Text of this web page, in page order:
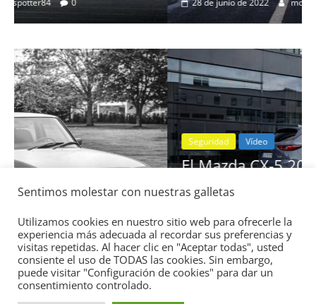
28 de junio de 2022 mospotter84 0
Seguridad Vídeo
El Mazda CX-5 2022 logra la máxima
nota en las pruebas de seguridad del
IIHS
11 de noviembre de 2021 mospotter84 0
Sentimos molestar con nuestras galletas
Utilizamos cookies en nuestro sitio web para ofrecerle la
experiencia más adecuada al recordar sus preferencias y
visitas repetidas. Al hacer clic en "Aceptar todas", usted
consiente el uso de TODAS las cookies. Sin embargo,
puede visitar "Configuración de cookies" para dar un
consentimiento controlado.